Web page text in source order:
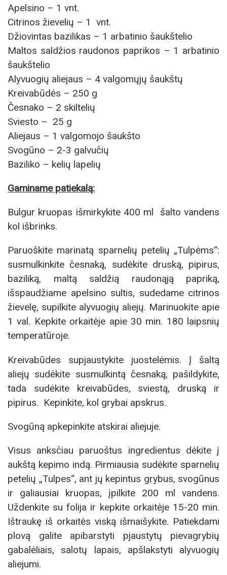
Apelsino – 1 vnt.
Citrinos žievelių – 1 vnt.
Džiovintas bazilikas – 1 arbatinio šaukštelio
Maltos saldžios raudonos paprikos – 1 arbatinio
šaukštelio
Alyvuogių aliejaus – 4 valgomųjų šaukštų
Kreivabūdės – 250 g
Česnako – 2 skiltelių
Sviesto – 25 g
Aliejaus – 1 valgomojo šaukšto
Svogūno – 2-3 galvučių
Baziliko – kelių lapelių
Gaminame patiekalą:
Bulgur kruopas išmirkykite 400 ml šalto vandens
kol išbrinks.
Paruoškite marinatą sparnelių petelių „Tulpėms“:
susmulkinkite česnaką, sudėkite druską, pipirus,
baziliką, maltą saldžią raudonąją papriką,
išspaudžiame apelsino sultis, sudedame citrinos
žievelę, supilkite alyvuogių aliejų. Marinuokite apie
1 val. Kepkite orkaitėje apie 30 min. 180 laipsnių
temperatūroje.
Kreivabūdes supjaustykite juostelėmis. Į šaltą
aliejų sudėkite susmulkintą česnaką, pašildykite,
tada sudėkite kreivabūdes, sviestą, druską ir
pipirus. Kepinkite, kol grybai apskrus.
Svogūną apkepinkite atskirai aliejuje.
Visus anksčiau paruoštus ingredientus dėkite į
aukštą kepimo indą. Pirmiausia sudėkite sparnelių
petelių „Tulpes“, ant jų kepintus grybus, svogūnus
ir galiausiai kruopas, įpilkite 200 ml vandens.
Uždenkite su folija ir kepkite orkaitėje 15-20 min.
Ištraukę iš orkaitės viską išmaišykite. Patiekdami
plovą galite apibarstyti pjaustytų pievagrybių
gabalėliais, salotų lapais, apšlakstyti alyvuogių
aliejumi.